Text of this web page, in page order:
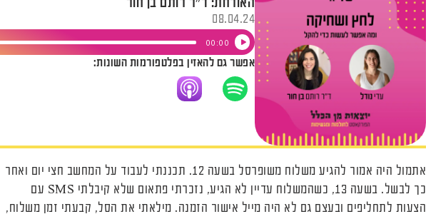
האורחת: ד"ר רותם בן חור
08.04.24
נגן
אודיו
00:00
אפשר גם להאזין בפלטפורמות השונות:
אתמול היה אמור להגיע משלוח משופרסל בשעה 12. תכננתי לעבוד על המחשב חצי יום ואחר
כך לבשל. בשעה 13, כשהמשלוח עדיין לא הגיע, נזכרתי פתאום שלא קיבלתי SMS עם
הצעות לתחליפים ובעצם גם לא היה מייל אישור הזמנה. מילאתי את הסל, קבעתי זמן משלוח,